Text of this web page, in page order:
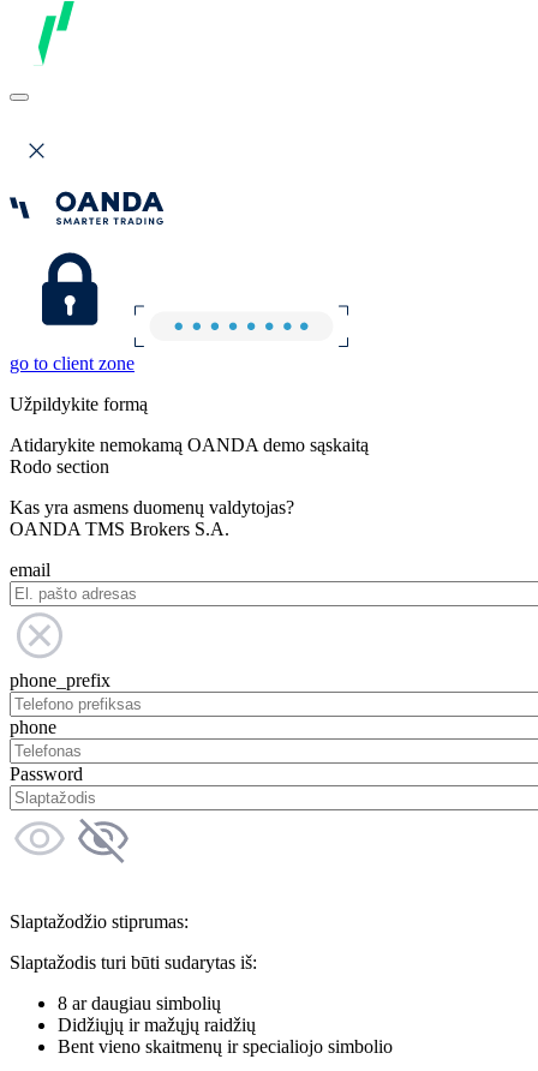
go to client zone
Užpildykite formą
Atidarykite nemokamą OANDA demo sąskaitą
Rodo section
Kas yra asmens duomenų valdytojas?
OANDA TMS Brokers S.A.
email
phone_prefix
phone
Password
Slaptažodžio stiprumas:
Slaptažodis turi būti sudarytas iš:
8 ar daugiau simbolių
Didžiųjų ir mažųjų raidžių
Bent vieno skaitmenų ir specialiojo simbolio